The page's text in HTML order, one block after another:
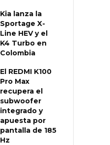
Kia lanza la
Sportage X-
Line HEV y el
K4 Turbo en
Colombia
El REDMI K100
Pro Max
recupera el
subwoofer
integrado y
apuesta por
pantalla de 185
Hz